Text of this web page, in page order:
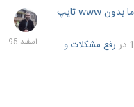
سایت با www می زنم باز می کنه اما بدون www تایپ
دررفع مشکلات و
17